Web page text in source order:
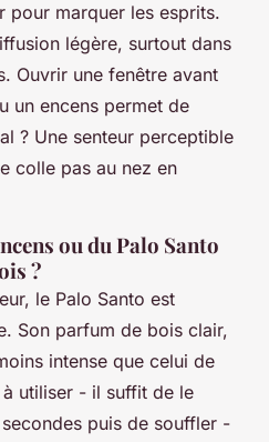
pour marquer les esprits.
légère, surtout dans
Ouvrir une fenêtre avant
un encens permet de
? Une senteur perceptible
colle pas au nez en
ou du Palo Santo
?
le Palo Santo est
Son parfum de bois clair,
intense que celui de
utiliser - il suffit de le
puis de souffler -